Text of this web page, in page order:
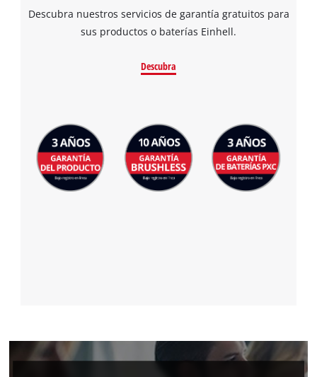
Descubra nuestros servicios de garantía gratuitos para
sus productos o baterías Einhell.
Descubra